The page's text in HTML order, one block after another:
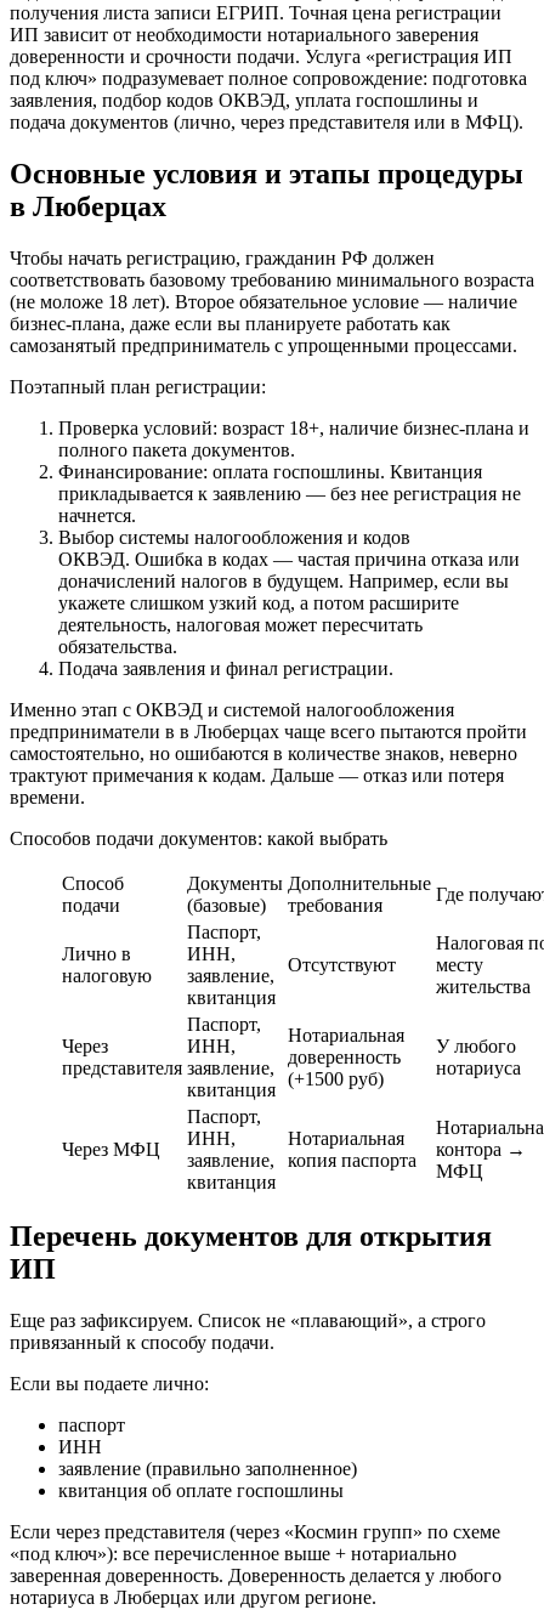
получения листа записи ЕГРИП. Точная цена регистрации
ИП зависит от необходимости нотариального заверения
доверенности и срочности подачи. Услуга «регистрация ИП
под ключ» подразумевает полное сопровождение: подготовка
заявления, подбор кодов ОКВЭД, уплата госпошлины и
подача документов (лично, через представителя или в МФЦ).
Основные условия и этапы процедуры
в Люберцах
Чтобы начать регистрацию, гражданин РФ должен
соответствовать базовому требованию минимального возраста
(не моложе 18 лет). Второе обязательное условие — наличие
бизнес-плана, даже если вы планируете работать как
самозанятый предприниматель с упрощенными процессами.
Поэтапный план регистрации:
Проверка условий: возраст 18+, наличие бизнес-плана и
полного пакета документов.
Финансирование: оплата госпошлины. Квитанция
прикладывается к заявлению — без нее регистрация не
начнется.
Выбор системы налогообложения и кодов
ОКВЭД. Ошибка в кодах — частая причина отказа или
доначислений налогов в будущем. Например, если вы
укажете слишком узкий код, а потом расширите
деятельность, налоговая может пересчитать
обязательства.
Подача заявления и финал регистрации.
Именно этап с ОКВЭД и системой налогообложения
предприниматели в в Люберцах чаще всего пытаются пройти
самостоятельно, но ошибаются в количестве знаков, неверно
трактуют примечания к кодам. Дальше — отказ или потеря
времени.
Способов подачи документов: какой выбрать
Способ
подачи
Документы
(базовые)
Дополнительные
требования
Где
Лично в
налоговую
Паспорт,
ИНН,
заявление,
квитанция
Отсутствуют
Налоговая
месту
жительства
Через
представителя
Паспорт,
ИНН,
заявление,
квитанция
Нотариальная
доверенность
(+1500 руб)
У любого
нотариуса
Через МФЦ
Паспорт,
ИНН,
заявление,
квитанция
Нотариальная
копия паспорта
контора →
МФЦ
Перечень документов для открытия
ИП
Еще раз зафиксируем. Список не «плавающий», а строго
привязанный к способу подачи.
Если вы подаете лично:
паспорт
ИНН
заявление (правильно заполненное)
квитанция об оплате госпошлины
Если через представителя (через «Космин групп» по схеме
«под ключ»): все перечисленное выше + нотариально
заверенная доверенность. Доверенность делается у любого
нотариуса в Люберцах или другом регионе.